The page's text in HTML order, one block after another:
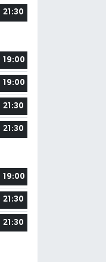
21:30
19:00
19:00
21:30
21:30
19:00
21:30
21:30